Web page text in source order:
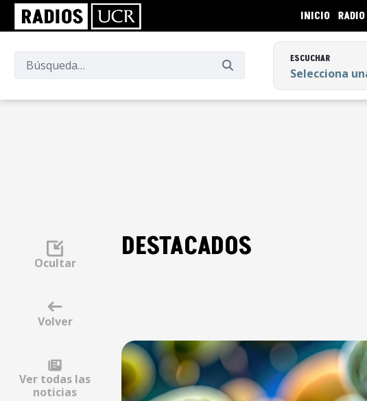
INICIO
ESCUCHAR
Selecciona
Selecciona
Ocultar
Volver
Ver todas las
noticias
DESTACADOS